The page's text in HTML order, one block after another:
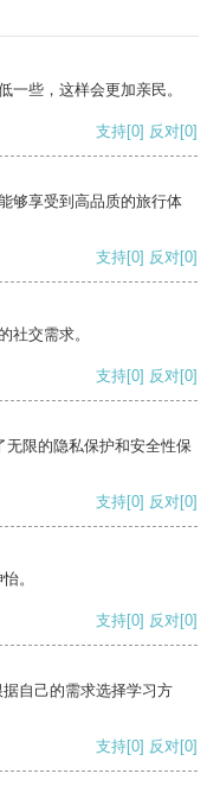
一些，这样会更加亲民。
支持[0] 反对[0]
够享受到高品质的旅行体
支持[0] 反对[0]
社交需求。
支持[0] 反对[0]
限的隐私保护和安全性保
支持[0] 反对[0]
。
支持[0] 反对[0]
自己的需求选择学习方
支持[0] 反对[0]